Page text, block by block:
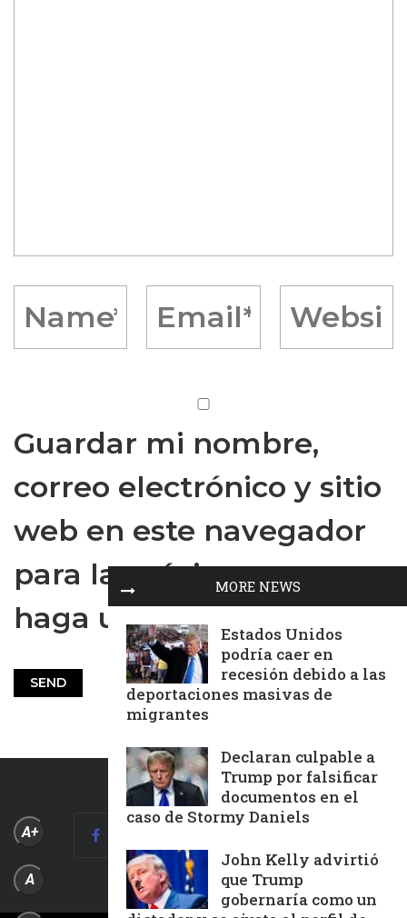
Guardar mi nombre,
correo electrónico y sitio
web en este navegador
para la próxima vez que
haga un comentario.
MORE NEWS
Estados Unidos
podría caer en
recesión debido a las
deportaciones masivas de
migrantes
Declaran culpable a
Trump por falsificar
documentos en el
caso de Stormy Daniels
John Kelly advirtió
que Trump
gobernaría como un
A+
A